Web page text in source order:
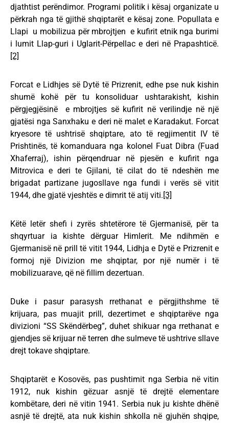
djathtist perëndimor. Programi politik i kësaj organizate u
përkrah nga të gjithë shqiptarët e kësaj zone. Popullata e
Llapi u mobilizua për mbrojtjen e kufirit etnik nga burimi
i lumit Llap-guri i Uglarit-Përpellac e deri në Prapashticë.
[2]
Forcat e Lidhjes së Dytë të Prizrenit, edhe pse nuk kishin
shumë kohë për tu konsoliduar ushtarakisht, kishin
përgjegjësinë e mbrojtjes së kufirit në verilindje në një
gjatësi nga Sanxhaku e deri në malet e Karadakut. Forcat
kryesore të ushtrisë shqiptare, ato të regjimentit IV të
Prishtinës, të komanduara nga kolonel Fuat Dibra (Fuad
Xhaferraj), ishin përqendruar në pjesën e kufirit nga
Mitrovica e deri te Gjilani, të cilat do të ndeshën me
brigadat partizane jugosllave nga fundi i verës së vitit
1944, dhe gjatë vjeshtës e dimrit të atij viti.[3]
Këtë letër shefi i zyrës shtetërore të Gjermanisë, për ta
shqyrtuar ia kishte dërguar Himlerit. Me ndihmën e
Gjermanisë në prill të vitit 1944, Lidhja e Dytë e Prizrenit e
formoj një Divizion me shqiptar, por një numër i të
mobilizuarave, që në fillim dezertuan.
Duke i pasur parasysh rrethanat e përgjithshme të
krijuara, pas muajit prill, dezertimet e shqiptarëve nga
divizioni “SS Skëndërbeg”, duhet shikuar nga rrethanat e
gjendjes së krijuar në terren dhe sulmeve të ushtrive sllave
drejt tokave shqiptare.
Shqiptarët e Kosovës, pas pushtimit nga Serbia në vitin
1912, nuk kishin gëzuar asnjë të drejtë elementare
kombëtare, deri në vitin 1941. Serbia nuk ju kishte dhënë
asnjë të drejtë, ata nuk kishin shkolla në gjuhën shqipe,